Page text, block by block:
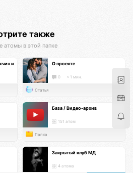
также
атомы в этой папке
и
О проекте
0 < 1 мин.
Статья
База / Видео-архив
151 атом
Папка
Закрытый клуб МД
4 атома